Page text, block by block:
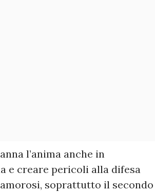
l’anima anche in
e creare pericoli alla difesa
soprattutto il secondo